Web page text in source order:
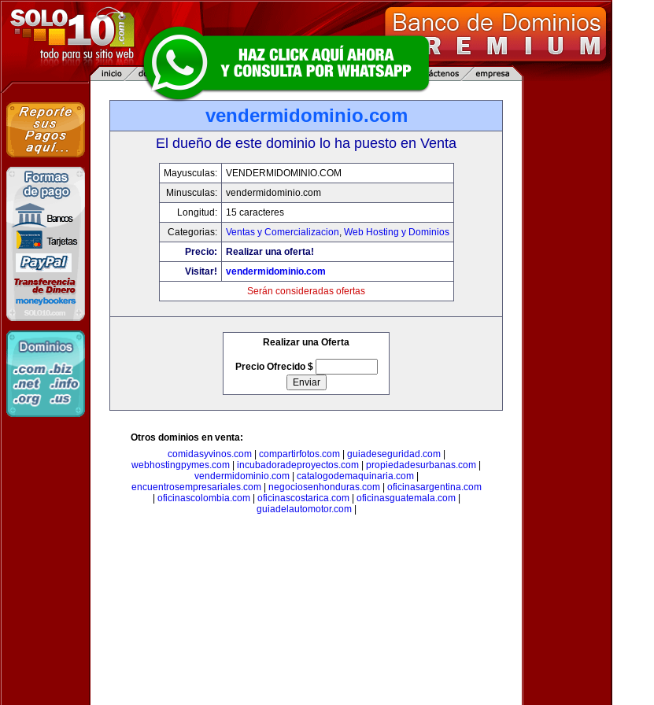
vendermidominio.com
El dueño de este dominio lo ha puesto en Venta
Mayusculas:
VENDERMIDOMINIO.COM
Minusculas:
vendermidominio.com
Longitud:
15 caracteres
Categorias:
Ventas y Comercializacion, Web Hosting y Dominios
Precio:
Realizar una oferta!
Visitar!
vendermidominio.com
Serán consideradas ofertas
Realizar una Oferta
Precio Ofrecido $
Otros dominios en venta:
comidasyvinos.com| compartirfotos.com| guiadeseguridad.com|
webhostingpymes.com
incubadoradeproyectos.com propiedadesurbanas.com
vendermidominio.com| catalogodemaquinaria.com|
encuentrosempresariales.com| negociosenhonduras.com| oficinasargentina.com
oficinascolombia.com| oficinascostarica.com| oficinasguatemala.com|
guiadelautomotor.com|